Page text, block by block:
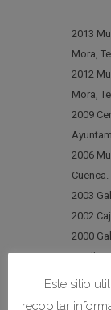
2013
Mora,
2012
Mora,
2009
2006
Cuenca.
2003
2002
2000
Este sitio
recopilar